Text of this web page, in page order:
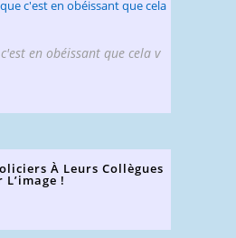
en obéissant que cela v
À Leurs Collègues
L’image !